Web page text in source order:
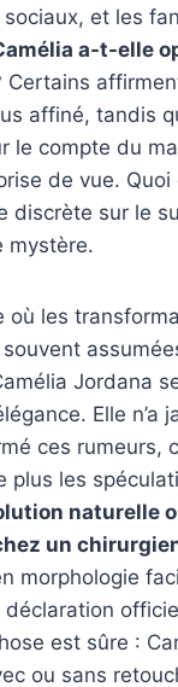
et les
a-t-elle
Certains
affiné, tandis
le compte du
de vue. Quoi
discrète sur le
mystère.
où les
Jordana
Elle n’a
ces rumeurs,
plus les
naturelle
un
morphologie
déclaration
est sûre :
ou sans